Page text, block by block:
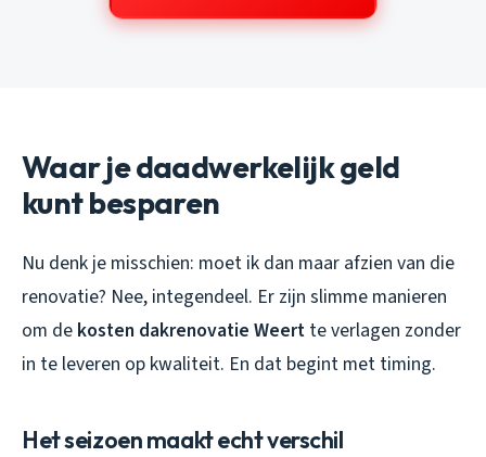
Waar je daadwerkelijk geld
kunt besparen
Nu denk je misschien: moet ik dan maar afzien van die
renovatie? Nee, integendeel. Er zijn slimme manieren
om de kosten dakrenovatie Weert te verlagen zonder
in te leveren op kwaliteit. En dat begint met timing.
Het seizoen maakt echt verschil